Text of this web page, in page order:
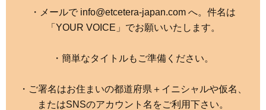
・メールで info@etcetera-japan.com へ。件名は
「YOUR VOICE」でお願いいたします。
・簡単なタイトルもご準備ください。
・ご署名はお住まいの都道府県＋イニシャルや仮名、
またはSNSのアカウント名をご利用下さい。